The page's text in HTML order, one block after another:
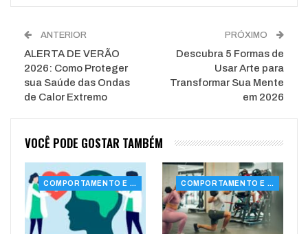
ANTERIOR
ALERTA DE VERÃO
2026: Como Proteger
sua Saúde das Ondas
de Calor Extremo
PRÓXIMO
Descubra 5 Formas de
Usar Arte para
Transformar Sua Mente
em 2026
VOCÊ PODE GOSTAR TAMBÉM
COMPORTAMENTO E SAÚDE COMPORTAMENTO E SAÚDE